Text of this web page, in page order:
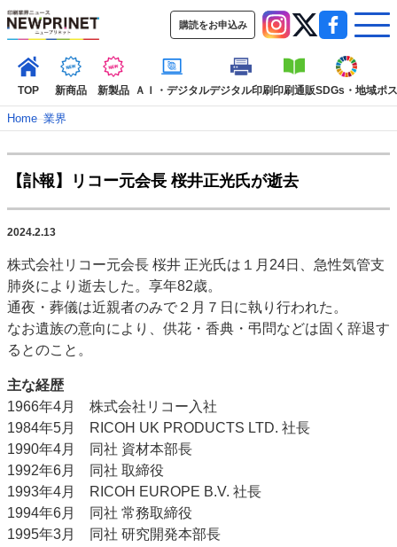
購読をお申込み
TOP 新商品 新製品 ＡＩ・デジタルデジタル印刷印刷通販SDGs・地域ポ
インタビュー
コレクション
新商品 新製品 ＡＩ・デジタル デジタル印刷
SDGs・地域
ポストプレス ビジネス イベント 信用情報
市場・統計
人事・移転・異動・訃報
特集・デジタル印刷 アイデアで勝負！ ～多様なビジネス・多彩な商材～
JAPAN PACK 2023 特集
中古印刷機・製本機特集
2022 見える化・MIS特集
2022 検査・校正特集
特集・デジタル印刷 ～ 新成長軌道を描く
発刊案内
JFPI印刷用語集 印刷機材年鑑
Home–業界
【訃報】リコー元会長 桜井正光氏が逝去
2024.2.13
株式会社リコー元会長 桜井 正光氏は１月24日、急性気管支
肺炎により逝去した。享年82歳。
通夜・葬儀は近親者のみで２月７日に執り行われた。
なお遺族の意向により、供花・香典・弔問などは固く辞退す
るとのこと。
主な経歴
1966年4月 株式会社リコー入社
1984年5月 RICOH UK PRODUCTS LTD. 社長
1990年4月 同社 資材本部長
1992年6月 同社 取締役
1993年4月 RICOH EUROPE B.V. 社長
1994年6月 同社 常務取締役
1995年3月 同社 研究開発本部長